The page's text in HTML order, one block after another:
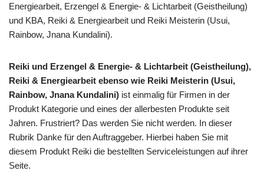
Energiearbeit, Erzengel & Energie- & Lichtarbeit (Geistheilung)
und KBA, Reiki & Energiearbeit und Reiki Meisterin (Usui,
Rainbow, Jnana Kundalini).
Reiki und Erzengel & Energie- & Lichtarbeit (Geistheilung),
Reiki & Energiearbeit ebenso wie Reiki Meisterin (Usui,
Rainbow, Jnana Kundalini) ist einmalig für Firmen in der
Produkt Kategorie und eines der allerbesten Produkte seit
Jahren. Frustriert? Das werden Sie nicht werden. In dieser
Rubrik Danke für den Auftraggeber. Hierbei haben Sie mit
diesem Produkt Reiki die bestellten Serviceleistungen auf ihrer
Seite.